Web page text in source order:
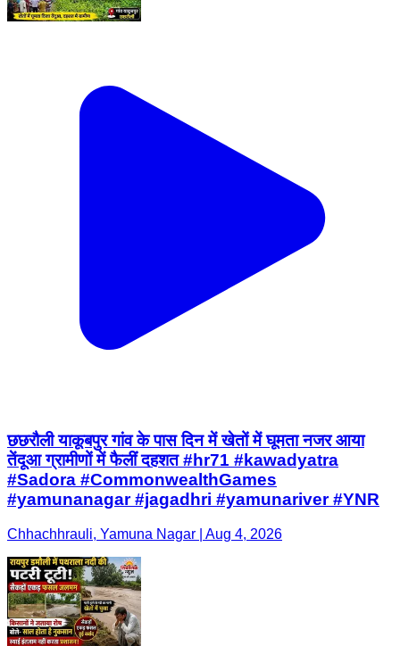
छछरौली याकूबपुर गांव के पास दिन में खेतों में घूमता नजर आया
तेंदूआ ग्रामीणों में फैलीं दहशत #hr71 #kawadyatra
#Sadora #CommonwealthGames
#yamunanagar #jagadhri #yamunariver #YNR
Chhachhrauli, Yamuna Nagar | Aug 4, 2026